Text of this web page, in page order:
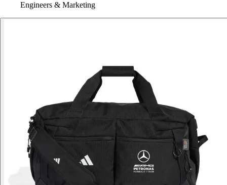
Engineers & Marketing